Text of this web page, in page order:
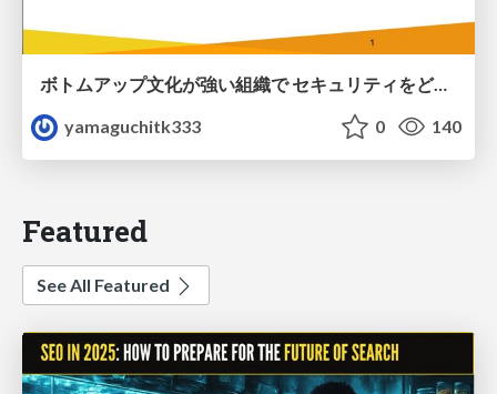
ボトムアップ文化が強い組織で セキュリティをどう根付かせていくかの現在進行形の話 / Making Security Stick in a Bottom-Up Organization
yamaguchitk333
0 140
Featured
See All Featured